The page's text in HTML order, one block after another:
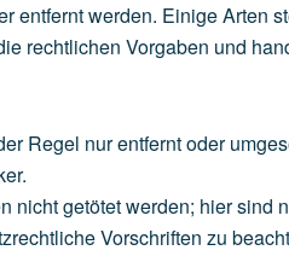
entfernt werden. Einige Arten
rechtlichen Vorgaben und
Regel nurentferntoder
nichtgetötetwerden; hiersind
Vorschriften zu